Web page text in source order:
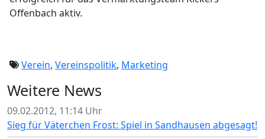
Offenbach aktiv.
Verein, Vereinspolitik, Marketing
Weitere News
09.02.2012, 11:14 Uhr
Sieg für Väterchen Frost: Spiel in Sandhausen abgesagt!